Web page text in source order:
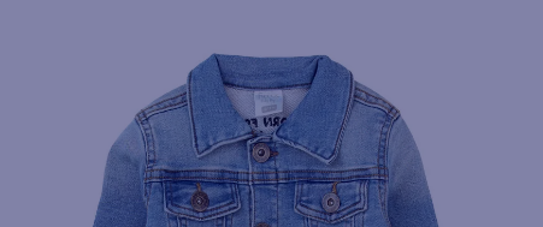
7. bota agua
8 impermeable
9. poleras
10. pijama